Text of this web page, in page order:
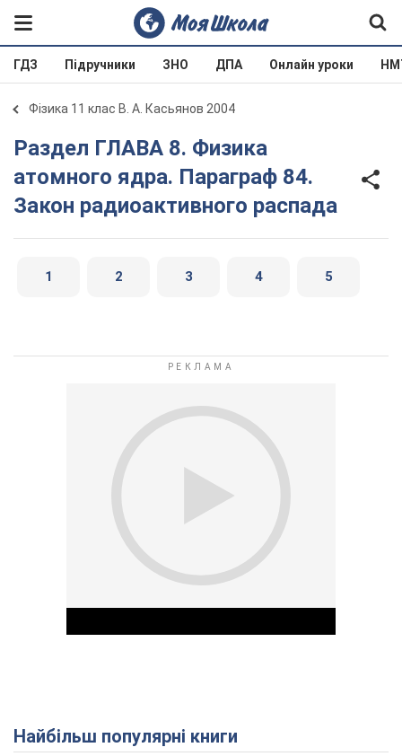
ГДЗ Підручники ЗНО ДПА Онлайн уроки
Фізика 11 клас В. А. Касьянов 2004
Раздел ГЛАВА 8. Физика
атомного ядра. Параграф 84.
Закон радиоактивного распада
1 2 3 4 5
Play Video
Найбільш популярні книги